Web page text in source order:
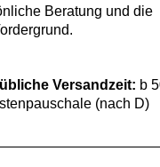
Beratung und die
Versandzeit: b
(nach D)